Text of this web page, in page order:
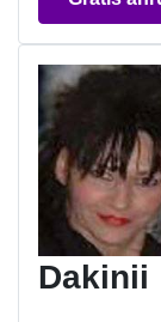
Dakinii